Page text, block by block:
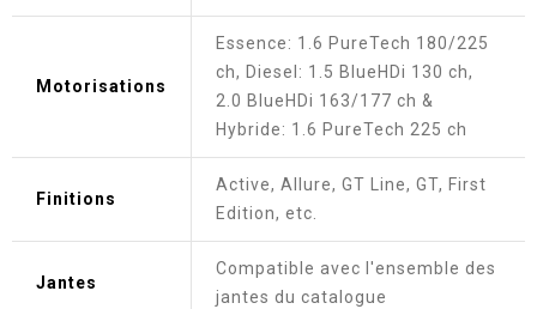
Motorisations
Essence: 1.6 PureTech 180/225
ch, Diesel: 1.5 BlueHDi 130 ch,
2.0 BlueHDi 163/177 ch &
Hybride: 1.6 PureTech 225 ch
Finitions
Active, Allure, GT Line, GT, First
Edition, etc.
Jantes
Compatible avec l'ensemble des
jantes du catalogue